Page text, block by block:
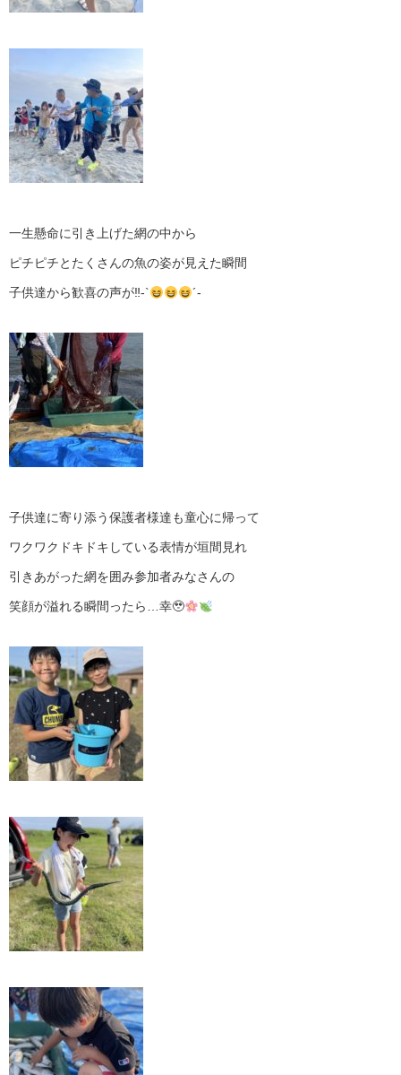
一生懸命に引き上げた網の中から
ピチピチとたくさんの魚の姿が見えた瞬間
子供達から歓喜の声が‼︎-` ´-
子供達に寄り添う保護者様達も童心に帰って
ワクワクドキドキしている表情が垣間見れ
引きあがった網を囲み参加者みなさんの
笑顔が溢れる瞬間ったら…幸🥹